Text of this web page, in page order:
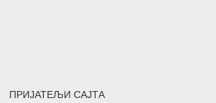
ПРИЈАТЕЉИ САЈТА